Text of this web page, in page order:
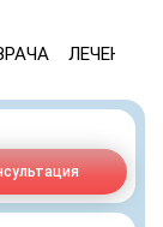
ЛЕЧЕНИЕ